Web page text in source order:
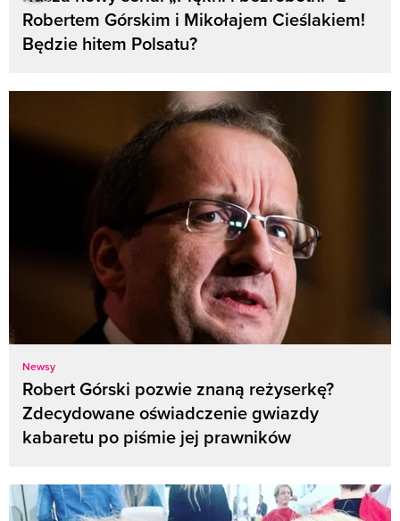
Robertem Górskim i Mikołajem Cieślakiem!
Będzie hitem Polsatu?
Newsy
Robert Górski pozwie znaną reżyserkę?
Zdecydowane oświadczenie gwiazdy
kabaretu po piśmie jej prawników